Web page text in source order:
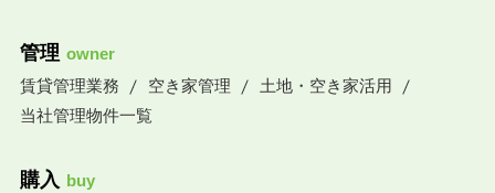
管理 owner
賃貸管理業務
空き家管理
土地・空き家活用
当社管理物件一覧
購入 buy